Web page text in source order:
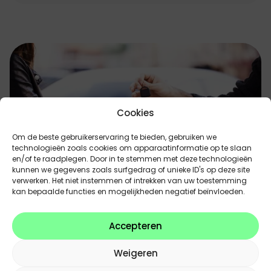
Cookies
Om de beste gebruikerservaring te bieden, gebruiken we
technologieën zoals cookies om apparaatinformatie op te slaan
en/of te raadplegen. Door in te stemmen met deze technologieën
kunnen we gegevens zoals surfgedrag of unieke ID's op deze site
verwerken. Het niet instemmen of intrekken van uw toestemming
kan bepaalde functies en mogelijkheden negatief beïnvloeden.
Accepteren
Weigeren
Verkoop uw auto
Het proces is snel, correct en eenvoudig. Je krijgt
een eerlijke en transparante waardebepaling van je